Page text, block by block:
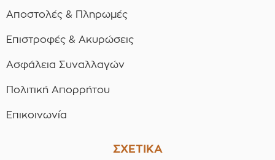
Αποστολές & Πληρωμές
Επιστροφές & Ακυρώσεις
Ασφάλεια Συναλλαγών
Πολιτική Απορρήτου
Επικοινωνία
ΣΧΕΤΙΚΑ